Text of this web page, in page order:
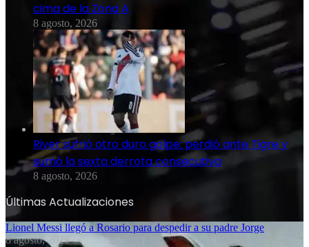
cima de la Zona A
8 agosto, 2026
River sufrió otro duro golpe: perdió ante Tigre y
sumó la sexta derrota consecutiva
8 agosto, 2026
Últimas Actualizaciones
Lionel Messi llegó a Rosario para despedir a su padre Jorge
8 agosto, 2026